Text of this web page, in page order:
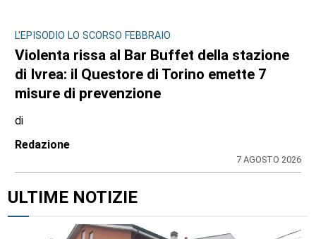
L'EPISODIO LO SCORSO FEBBRAIO
Violenta rissa al Bar Buffet della stazione
di Ivrea: il Questore di Torino emette 7
misure di prevenzione
di
Redazione
7 AGOSTO 2026
ULTIME NOTIZIE